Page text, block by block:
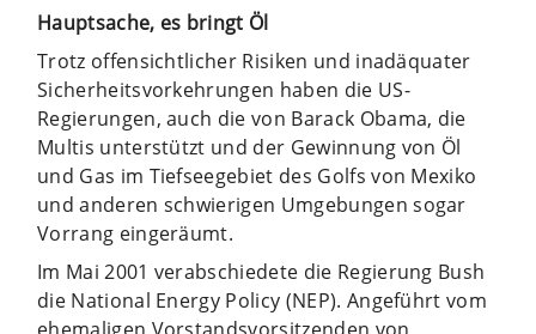
Hauptsache, es bringt Öl
Trotz offensichtlicher Risiken und inadäquater
Sicherheitsvorkehrungen haben die US-
Regierungen, auch die von Barack Obama, die
Multis unterstützt und der Gewinnung von Öl
und Gas im Tiefseegebiet des Golfs von Mexiko
und anderen schwierigen Umgebungen sogar
Vorrang eingeräumt.
Im Mai 2001 verabschiedete die Regierung Bush
die National Energy Policy (NEP). Angeführt vom